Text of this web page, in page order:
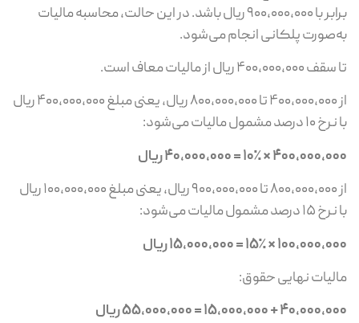
برابر با ۹۰۰,۰۰۰,۰۰۰ ریال باشد. در این حالت، محاسبه مالیات
پلکانی انجام می‌شود.
ریال از مالیات معاف است.
از ۴۰۰,۰۰۰,۰۰۰ تا ۸۰۰,۰۰۰,۰۰۰ ریال، یعنی مبلغ ۴۰۰,۰۰۰,۰۰۰ ریال
مشمول مالیات می‌شود:
× ۱۰٪ = ۴۰,۰۰۰,۰۰۰ ریال
از ۸۰۰,۰۰۰,۰۰۰ تا ۹۰۰,۰۰۰,۰۰۰ ریال، یعنی مبلغ ۱۰۰,۰۰۰,۰۰۰ ریال
مشمول مالیات می‌شود:
× ۱۵٪ = ۱۵,۰۰۰,۰۰۰ ریال
نهایی حقوق:
+ ۱۵,۰۰۰,۰۰۰ = ۵۵,۰۰۰,۰۰۰ ریال